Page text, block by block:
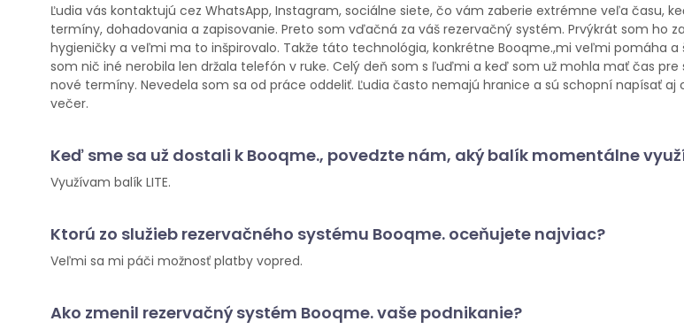
Ľudia vás kontaktujú cez WhatsApp, Instagram, sociálne siete, čo vám zaberie extrémne veľa času,
termíny, dohadovania a zapisovanie. Preto som vďačná za váš rezervačný systém. Prvýkrát som ho
hygieničky a veľmi ma to inšpirovalo. Takže táto technológia, konkrétne Booqme.,mi veľmi pomáha a
som nič iné nerobila len držala telefón v ruke. Celý deň som s ľuďmi a keď som už mohla mať čas pre
nové termíny. Nevedela som sa od práce oddeliť. Ľudia často nemajú hranice a sú schopní napísať aj
večer.
Keď sme sa už dostali k Booqme., povedzte nám, aký balík momentálne
Využívam balík LITE.
Ktorú zo služieb rezervačného systému Booqme. oceňujete najviac?
Veľmi sa mi páči možnosť platby vopred.
Ako zmenil rezervačný systém Booqme. vaše podnikanie?